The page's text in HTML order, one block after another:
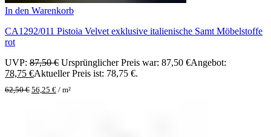
In den Warenkorb
CA1292/011 Pistoia Velvet exklusive italienische Samt Möbelstoffe
rot
UVP: 87,50€ Ursprünglicher Preis war: 87,50 €Angebot:
78,75 €Aktueller Preis ist: 78,75 €.
62,50€ 56,25 € / m²